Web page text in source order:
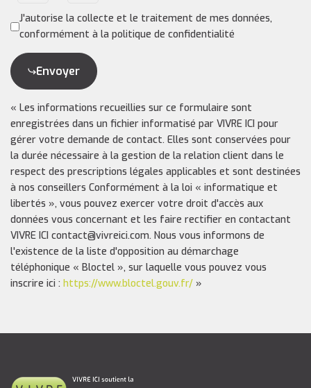
J'autorise la collecte et le traitement de mes données,
conformément à la politique de confidentialité
Envoyer
« Les informations recueillies sur ce formulaire sont
enregistrées dans un fichier informatisé par VIVRE ICI pour
gérer votre demande de contact. Elles sont conservées pour
la durée nécessaire à la gestion de la relation client dans le
respect des prescriptions légales applicables et sont destinées
à nos conseillers Conformément à la loi « informatique et
libertés », vous pouvez exercer votre droit d'accès aux
données vous concernant et les faire rectifier en contactant
VIVRE ICI contact@vivreici.com. Nous vous informons de
l'existence de la liste d'opposition au démarchage
téléphonique « Bloctel », sur laquelle vous pouvez vous
inscrire ici : https://www.bloctel.gouv.fr/ »